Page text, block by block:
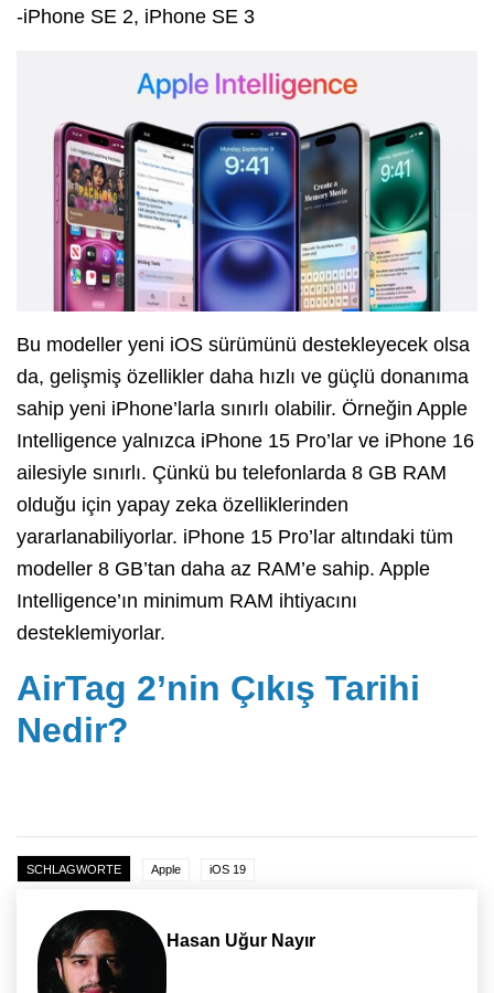
‌-iPhone‌ SE 2, iPhone SE 3
Bu modeller yeni iOS sürümünü destekleyecek olsa
da, gelişmiş özellikler daha hızlı ve güçlü donanıma
sahip yeni iPhone’larla sınırlı olabilir. Örneğin Apple
Intelligence yalnızca iPhone 15 Pro’lar ve iPhone 16
ailesiyle sınırlı. Çünkü bu telefonlarda 8 GB RAM
olduğu için yapay zeka özelliklerinden
yararlanabiliyorlar. iPhone 15 Pro’lar altındaki tüm
modeller 8 GB’tan daha az RAM’e sahip. Apple
Intelligence’ın minimum RAM ihtiyacını
desteklemiyorlar.
AirTag 2’nin Çıkış Tarihi
Nedir?
SCHLAGWORTE Apple iOS 19
Hasan Uğur Nayır